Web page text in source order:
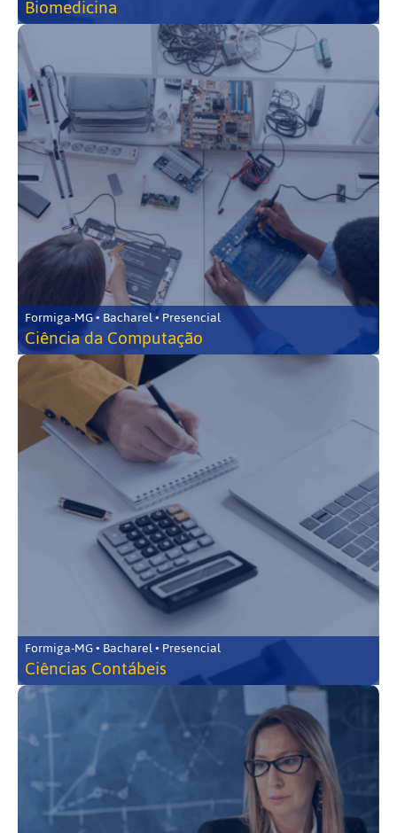
Biomedicina
Formiga-MG • Bacharel • Presencial
Ciência da Computação
Formiga-MG • Bacharel • Presencial
Ciências Contábeis